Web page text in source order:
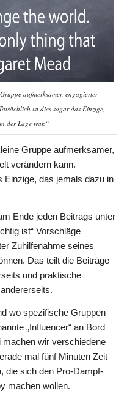
aufmerksamer, engagierter
ist dies sogar das Einzige,
der Lage war.“
Gruppe aufmerksamer,
verändern kann.
Einzige, das jemals dazu in
Ende jeden Beitrags unter
ist“ Vorschläge
Zuhilfenahme seines
Das teilt die Beiträge
und praktische
wo spezifische Gruppen
„Influencer“ an Bord
machen wir verschiedene
mal fünf Minuten Zeit
die sich den Pro-Dampf-
machen wollen.